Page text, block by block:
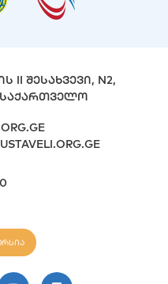
II ᲨᲔᲡᲐᲮᲕᲔᲕᲘ, N2,
ᲡᲐᲥᲐᲠᲗᲕᲔᲚᲝ